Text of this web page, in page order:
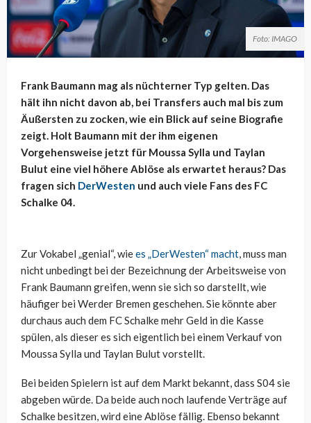
Foto: IMAGO
Frank Baumann mag als nüchterner Typ gelten. Das
hält ihn nicht davon ab, bei Transfers auch mal bis zum
Äußersten zu zocken, wie ein Blick auf seine Biografie
zeigt. Holt Baumann mit der ihm eigenen
Vorgehensweise jetzt für Moussa Sylla und Taylan
Bulut eine viel höhere Ablöse als erwartet heraus? Das
fragen sich DerWesten und auch viele Fans des FC
Schalke 04.
Zur Vokabel „genial“, wiees „DerWesten“ macht, muss man
nicht unbedingt bei der Bezeichnung der Arbeitsweise von
Frank Baumann greifen, wenn sie sich so darstellt, wie
häufiger bei Werder Bremen geschehen. Sie könnte aber
durchaus auch dem FC Schalke mehr Geld in die Kasse
spülen, als dieser es sich eigentlich bei einem Verkauf von
Moussa Sylla und Taylan Bulut vorstellt.
Bei beiden Spielern ist auf dem Markt bekannt, dass S04 sie
abgeben würde. Da beide auch noch laufende Verträge auf
Schalke besitzen, wird eine Ablöse fällig. Ebenso bekannt